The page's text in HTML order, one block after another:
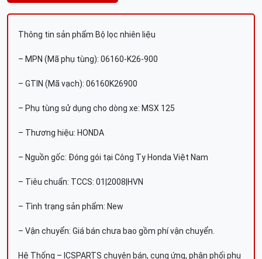
Thông tin sản phẩm Bộ lọc nhiên liệu
– MPN (Mã phụ tùng): 06160-K26-900
– GTIN (Mã vạch): 06160K26900
– Phụ tùng sử dụng cho dòng xe: MSX 125
– Thương hiệu: HONDA
– Nguồn gốc: Đóng gói tại Công Ty Honda Việt Nam
– Tiêu chuẩn: TCCS: 01|2008|HVN
– Tình trạng sản phẩm: New
– Vận chuyển: Giá bán chưa bao gồm phí vận chuyển.
Hệ Thống – ICSPARTS chuyên bán, cung ứng, phân phối phụ